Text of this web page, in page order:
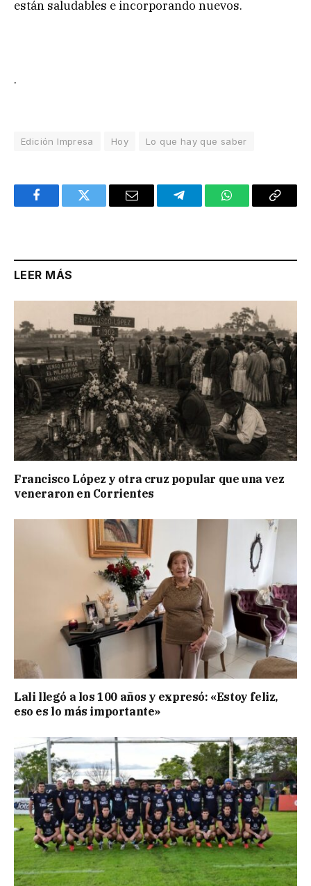
están saludables e incorporando nuevos.
.
Edición Impresa Hoy Lo que hay que saber
FacebookTwitter Email TelegramWhatsAppCopy
LEER MÁS
Francisco López y otra cruz popular que una vez
veneraron en Corrientes
Lali llegó a los 100 años y expresó: «Estoy feliz,
eso es lo más importante»